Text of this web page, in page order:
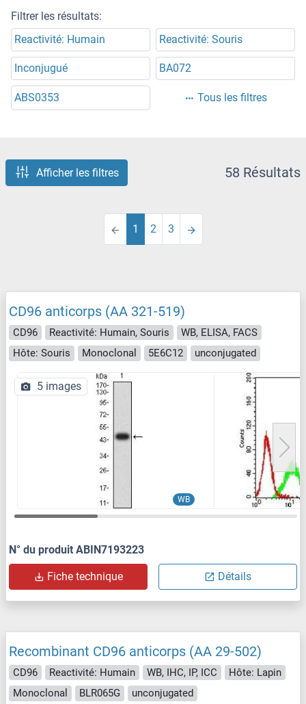
Filtrer les résultats:
Reactivité: Humain
Reactivité: Souris
Inconjugué BA072
ABS0353 Tous les filtres
Afficher les filtres 58 Résultats
1 2 3
CD96 anticorps (AA 321-519)
CD96 Reactivité: Humain, Souris
WB, ELISA, FACS
Hôte: Souris
Monoclonal 5E6C12 unconjugated
WB
5 images
N° du produit ABIN7193223
Fiche technique Détails
Recombinant CD96 anticorps (AA 29-502)
CD96 Reactivité: Humain WB, IHC, IP, ICC
Hôte: Lapin
Monoclonal
BLR065G
unconjugated